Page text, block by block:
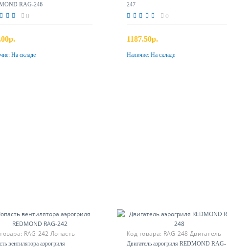
RAG-246
0
Купить
На складе
247
0
1187.50р.
Купить
Наличие: На складе
RAG-242 Лопасть
вентилятора аэрогриля
Код товара: RAG-248 Двигатель
Двигатель аэрогриля REDMOND RAG-